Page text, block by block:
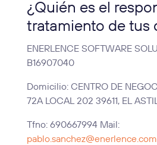
¿Quién es el
tratamiento de tus
ENERLENCE SOFTWARE
B16907040
Domicilio: CENTRO DE
72A LOCAL 202 39611, EL
Tfno: 690667994 Mail:
pablo.sanchez@enerlence.com